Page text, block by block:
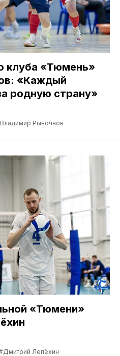
клуба «Тюмень»
«Каждый
родную страну»
Рыночнов
«Тюмени»
Лепёхин